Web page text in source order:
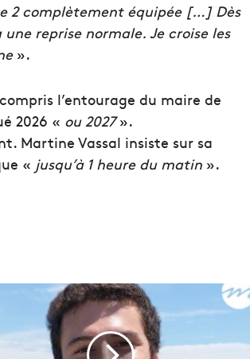
2 complètement équipée […] Dès
reprise normale. Je croise les
».
l’entourage du maire de
2026 « ou 2027».
Martine Vassal insiste sur sa
« jusqu’à 1 heure du matin ».